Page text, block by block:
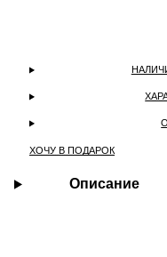
ХОЧУ В ПОДАРОК
Описание